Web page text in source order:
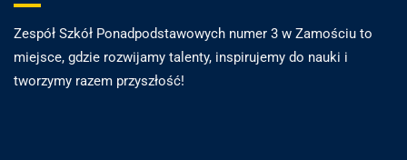
Zespół Szkół Ponadpodstawowych numer 3 w Zamościu to
miejsce, gdzie rozwijamy talenty, inspirujemy do nauki i
tworzymy razem przyszłość!